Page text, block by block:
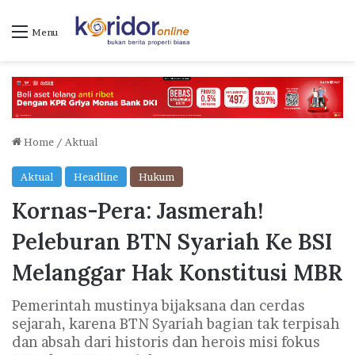
Menu
Home / Aktual
Aktual Headline Hukum
Kornas-Pera: Jasmerah!
Peleburan BTN Syariah Ke BSI
Melanggar Hak Konstitusi MBR
Pemerintah mustinya bijaksana dan cerdas
sejarah, karena BTN Syariah bagian tak terpisah
dan absah dari historis dan herois misi fokus